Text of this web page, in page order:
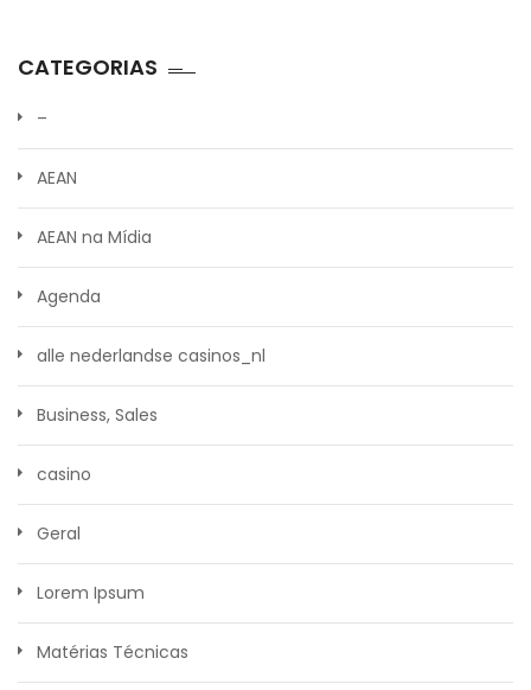
CATEGORIAS
–
AEAN
AEAN na Mídia
Agenda
alle nederlandse casinos_nl
Business, Sales
casino
Geral
Lorem Ipsum
Matérias Técnicas